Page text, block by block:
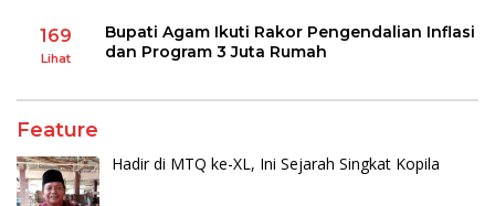
169
Lihat
Bupati Agam Ikuti Rakor Pengendalian Inflasi
dan Program 3 Juta Rumah
Feature
Hadir di MTQ ke-XL, Ini Sejarah Singkat Kopila